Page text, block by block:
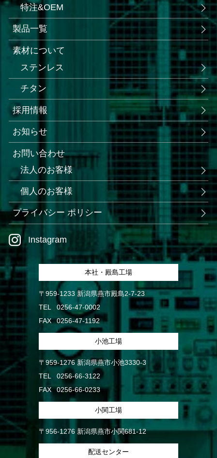
特注&OEM
Instagram
製品一覧
素材について
ステンレス
チタン
採用情報
お知らせ
お問い合わせ
法人のお客様
個人のお客様
プライバシー ポリシー
本社・殿島工場
〒959-1233 新潟県燕市殿島2-7-23
TEL
0256-47-0002
FAX
0256-47-1192
小池工場
〒959-1276 新潟県燕市小池3330-3
TEL
0256-66-3122
FAX
0256-66-0233
小関工場
〒956-1276 新潟県燕市小関681-12
配送センター